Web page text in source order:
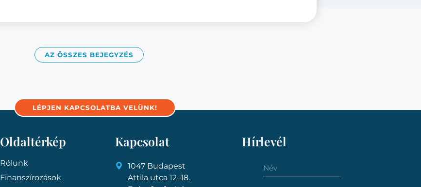
AZ ÖSSZES BEJEGYZÉS
LÉPJEN KAPCSOLATBA VELÜNK!
Oldaltérkép
Rólunk
Finanszírozások
Kapcsolat
1047 Budapest
Attila utca 12–18.
Hírlevél